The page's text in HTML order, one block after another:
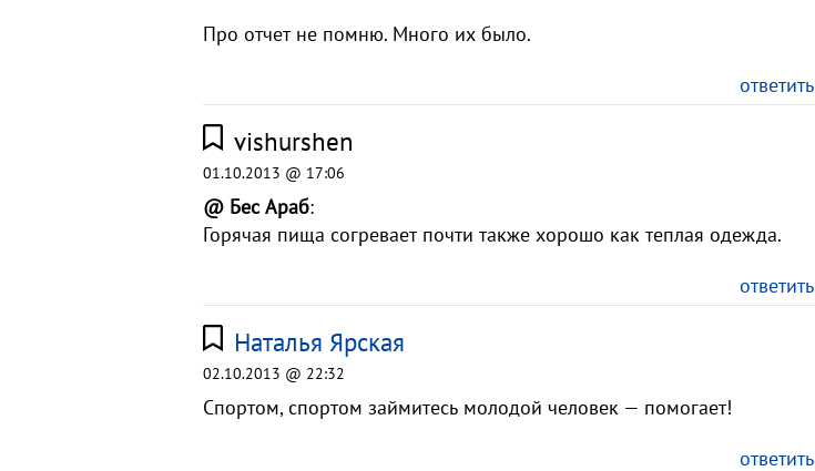
Про отчет не помню. Много их было.
ответить
vishurshen
01.10.2013 @ 17:06
@ Бес Араб:
Горячая пища согревает почти также хорошо как теплая одежда.
ответить
Наталья Ярская
02.10.2013 @ 22:32
Спортом, спортом займитесь молодой человек — помогает!
ответить